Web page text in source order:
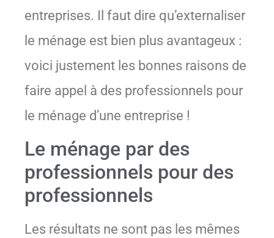
entreprises. Il faut dire qu’externaliser
le ménage est bien plus avantageux :
voici justement les bonnes raisons de
faire appel à des professionnels pour
le ménage d’une entreprise !
Le ménage par des
professionnels pour des
professionnels
Les résultats ne sont pas les mêmes